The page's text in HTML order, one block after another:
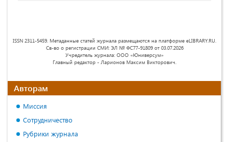
ISSN 2311-5459. Метаданные статей журнала размещаются на платформе eLIBRARY.RU.
Св-во о регистрации СМИ: ЭЛ № ФС77-91809 от 03.07.2026
Учредитель журнала: ООО «Юниверсум»
Главный редактор - Ларионов Максим Викторович.
Авторам
Миссия
Сотрудничество
Рубрики журнала